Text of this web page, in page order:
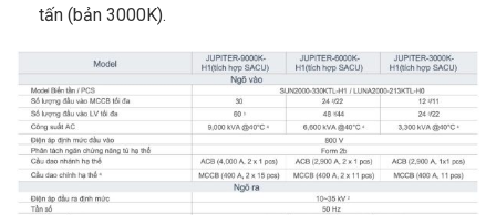
tấn (bản 3000K).